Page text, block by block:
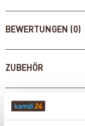
BEWERTUNGEN (0)
ZUBEHÖR
WICHTIGE INFOS